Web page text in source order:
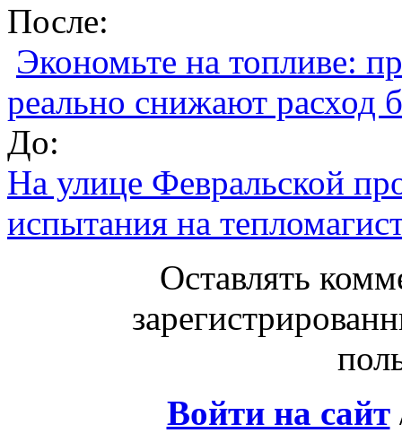
После:
Экономьте на топливе:
реально снижают расход
До:
На улице Февральской
испытания на
Оставлять
Войти на сайт